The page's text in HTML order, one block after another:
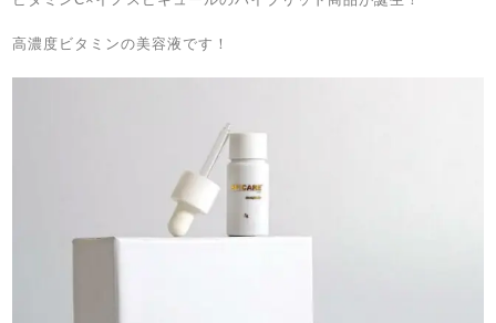
高濃度ビタミンの美容液です！